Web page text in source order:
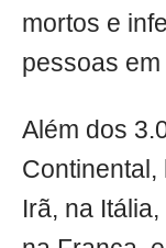
mortos e
pessoas
Além dos
Continental,
Irã, na